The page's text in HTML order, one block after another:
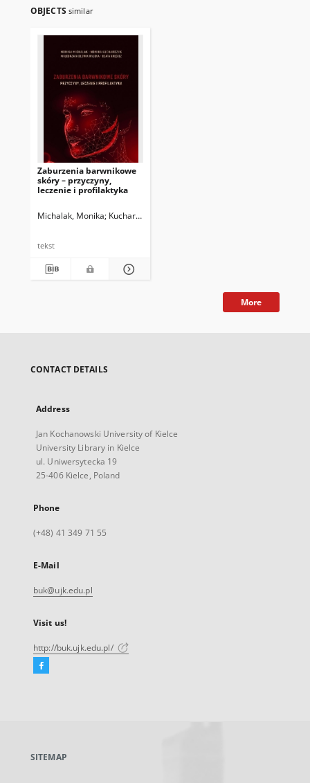
OBJECTS similar
Zaburzenia barwnikowe
skóry – przyczyny,
leczenie i profilaktyka
Michalak, Monika Kucharczyk, Monika
tekst
More
CONTACT DETAILS
Address
Jan Kochanowski University of Kielce
University Library in Kielce
ul. Uniwersytecka 19
25-406 Kielce, Poland
Phone
(+48) 41 349 71 55
E-Mail
buk@ujk.edu.pl
Visit us!
http://buk.ujk.edu.pl/
Facebook
new
SITEMAP